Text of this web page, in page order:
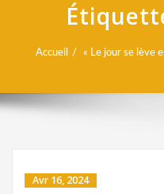
Accueil « Le jour se lève
Avr 16, 2024